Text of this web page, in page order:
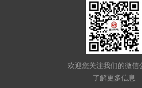
欢迎您关注我们的微信
了解更多信息